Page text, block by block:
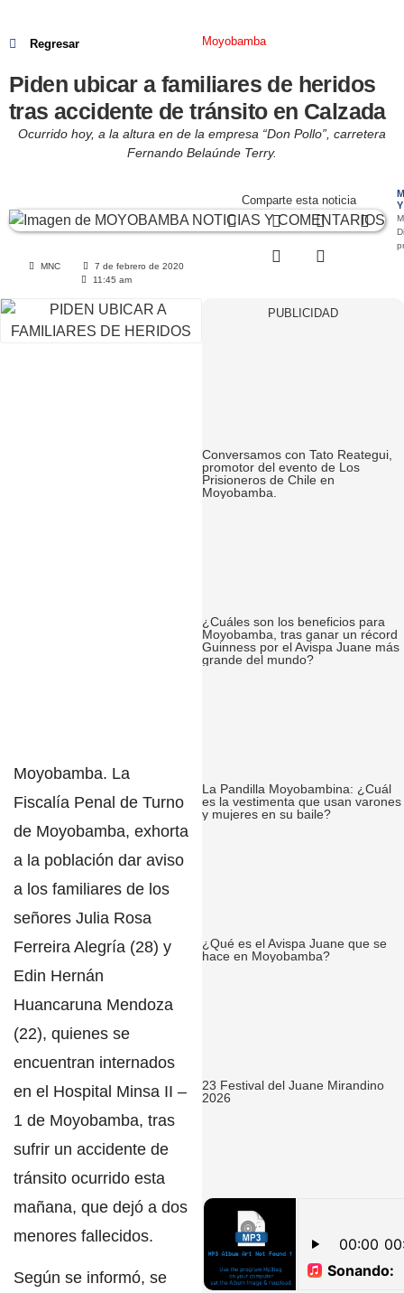
Regresar Moyobamba
Piden ubicar a familiares de heridos
tras accidente de tránsito en Calzada
Ocurrido hoy, a la altura en de la empresa “Don Pollo”, carretera
Fernando Belaúnde Terry.
MNC
7 de febrero de 2020
11:45 am
Comparte esta noticia
Moyobamba. La
Fiscalía Penal de Turno
de Moyobamba, exhorta
a la población dar aviso
a los familiares de los
señores Julia Rosa
Ferreira Alegría (28) y
Edin Hernán
Huancaruna Mendoza
(22), quienes se
encuentran internados
en el Hospital Minsa II –
1 de Moyobamba, tras
sufrir un accidente de
tránsito ocurrido esta
mañana, que dejó a dos
menores fallecidos.
Según se informó, se
PUBLICIDAD
Conversamos con Tato Reategui,
promotor del evento de Los
Prisioneros de Chile en
Moyobamba.
¿Cuáles son los beneficios para
Moyobamba, tras ganar un récord
Guinness por el Avispa Juane más
grande del mundo?
La Pandilla Moyobambina: ¿Cuál
es la vestimenta que usan varones
y mujeres en su baile?
¿Qué es el Avispa Juane que se
hace en Moyobamba?
23 Festival del Juane Mirandino
2026